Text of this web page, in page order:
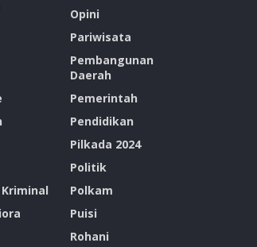
Opini
Pariwisata
Pembangunan
Daerah
Pemerintah
Pendidikan
Pilkada 2024
Politik
Polkam
Puisi
Rohani